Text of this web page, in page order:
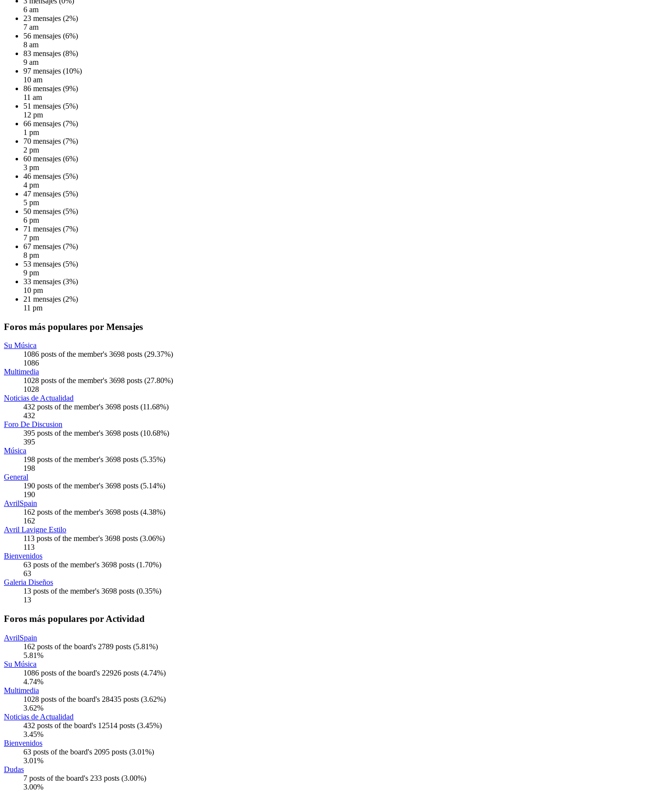
6 am
23 mensajes (2%)
7 am
56 mensajes (6%)
8 am
83 mensajes (8%)
9 am
97 mensajes (10%)
10 am
86 mensajes (9%)
11 am
51 mensajes (5%)
12 pm
66 mensajes (7%)
1 pm
70 mensajes (7%)
2 pm
60 mensajes (6%)
3 pm
46 mensajes (5%)
4 pm
47 mensajes (5%)
5 pm
50 mensajes (5%)
6 pm
71 mensajes (7%)
7 pm
67 mensajes (7%)
8 pm
53 mensajes (5%)
9 pm
33 mensajes (3%)
10 pm
21 mensajes (2%)
11 pm
Foros más populares por Mensajes
Su Música
1086 posts of the member's 3698 posts (29.37%)
1086
Multimedia
1028 posts of the member's 3698 posts (27.80%)
1028
Noticias de Actualidad
432 posts of the member's 3698 posts (11.68%)
432
Foro De Discusion
395 posts of the member's 3698 posts (10.68%)
395
Música
198 posts of the member's 3698 posts (5.35%)
198
General
190 posts of the member's 3698 posts (5.14%)
190
AvrilSpain
162 posts of the member's 3698 posts (4.38%)
162
Avril Lavigne Estilo
113 posts of the member's 3698 posts (3.06%)
113
Bienvenidos
63 posts of the member's 3698 posts (1.70%)
63
Galeria Diseños
13 posts of the member's 3698 posts (0.35%)
13
Foros más populares por Actividad
AvrilSpain
162 posts of the board's 2789 posts (5.81%)
5.81%
Su Música
1086 posts of the board's 22926 posts (4.74%)
4.74%
Multimedia
1028 posts of the board's 28435 posts (3.62%)
3.62%
Noticias de Actualidad
432 posts of the board's 12514 posts (3.45%)
3.45%
Bienvenidos
63 posts of the board's 2095 posts (3.01%)
3.01%
Dudas
7 posts of the board's 233 posts (3.00%)
3.00%